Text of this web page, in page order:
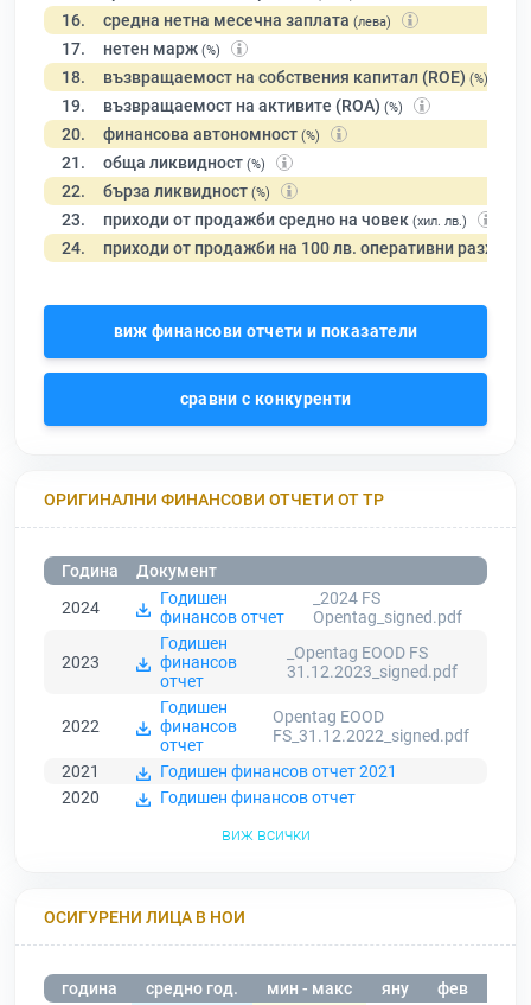
16. средна нетна месечна заплата (лева)
17. нетен марж (%)
18. възвращаемост на собствения капитал (ROE) (%)
19. възвращаемост на активите (ROA) (%)
20. финансова автономност (%)
21. обща ликвидност (%)
22. бърза ликвидност (%)
23. приходи от продажби средно на човек (хил. лв.)
24. приходи от продажби на 100 лв. оперативни разходи
виж финансови отчети и показатели
сравни с конкуренти
ОРИГИНАЛНИ ФИНАНСОВИ ОТЧЕТИ ОТ ТР
Година
Документ
2024
Годишен
финансов отчет
_2024 FS
Opentag_signed.pdf
2023
Годишен
финансов
отчет
_Opentag EOOD FS
31.12.2023_signed.pdf
2022
Годишен
финансов
отчет
Opentag EOOD
FS_31.12.2022_signed.pdf
2021
Годишен финансов отчет 2021
2020
Годишен финансов отчет
виж всички
ОСИГУРЕНИ ЛИЦА В НОИ
година средно год. мин - макс яну фев